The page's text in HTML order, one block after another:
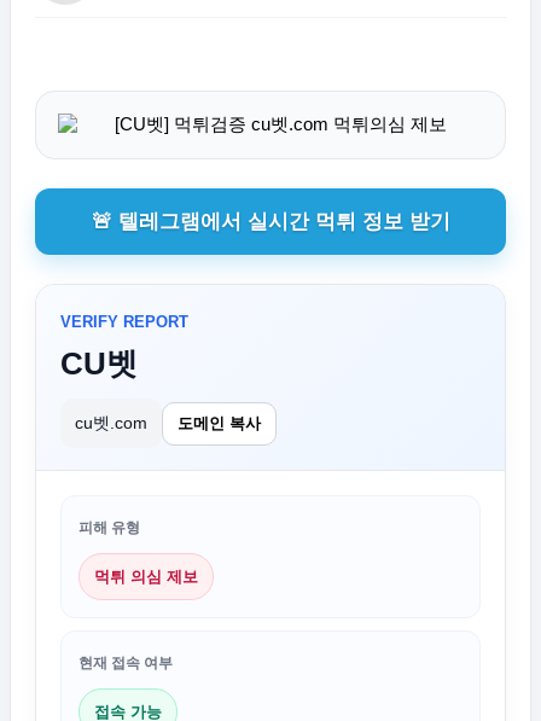
🚨 텔레그램에서 실시간 먹튀 정보 받기
VERIFY REPORT
CU벳
cu벳.com 도메인 복사
피해 유형
먹튀 의심 제보
현재 접속 여부
접속 가능